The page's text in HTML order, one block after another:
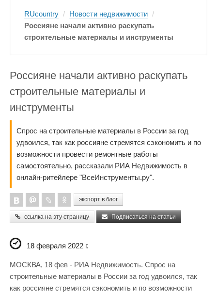
RUcountry / Новости недвижимости /
Россияне начали активно раскупать
строительные материалы и инструменты
Россияне начали активно раскупать
строительные материалы и
инструменты
Спрос на строительные материалы в России за год
удвоился, так как россияне стремятся сэкономить и по
возможности провести ремонтные работы
самостоятельно, рассказали РИА Недвижимость в
онлайн-ритейлере "ВсеИнструменты.ру".
экспорт в блог
ссылка на эту страницу Подписаться на статьи
18 февраля 2022 г.
МОСКВА, 18 фев - РИА Недвижимость. Спрос на
строительные материалы в России за год удвоился, так
как россияне стремятся сэкономить и по возможности